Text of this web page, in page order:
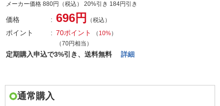
メーカー価格 880円（税込） 20%引き 184円引き
価格 696円 （税込）
ポイント 70ポイント （ 10%）
（70円相当）
定期購入申込で3%引き、送料無料 詳細
通常購入